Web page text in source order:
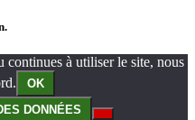
continues à utiliser le site, nous
OK
DONNÉES